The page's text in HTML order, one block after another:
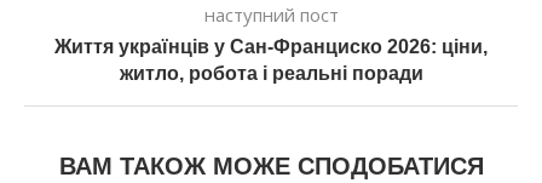
наступний пост
Життя українців у Сан-Франциско 2026: ціни,
житло, робота і реальні поради
ВАМ ТАКОЖ МОЖЕ СПОДОБАТИСЯ